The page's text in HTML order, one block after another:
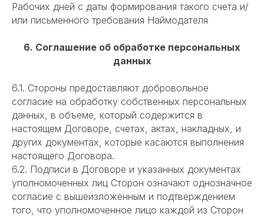
Рабочих дней с даты формирования такого счета и/
или письменного требования Наймодателя
6. Соглашение об обработке персональных
данных
6.1. Стороны предоставляют добровольное
согласие на обработку собственных персональных
данных, в объеме, который содержится в
настоящем Договоре, счетах, актах, накладных, и
других документах, которые касаются выполнения
настоящего Договора.
6.2. Подписи в Договоре и указанных документах
уполномоченных лиц Сторон означают однозначное
согласие с вышеизложенным и подтверждением
того, что уполномоченное лицо каждой из Сторон